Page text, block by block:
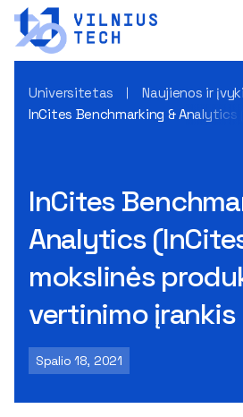
Universitetas
Naujienos ir
InCites Benchmarking &
InCites
Analytics
mokslinės
vertinimo įrankis
Spalio 18, 2021